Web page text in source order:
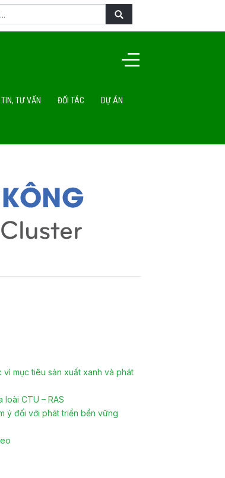
TƯ VẤN ĐỐI TÁC DỰ ÁN
mục tiêu sản xuất xanh và phát
CTU – RAS
ý đối với phát triển bền vững